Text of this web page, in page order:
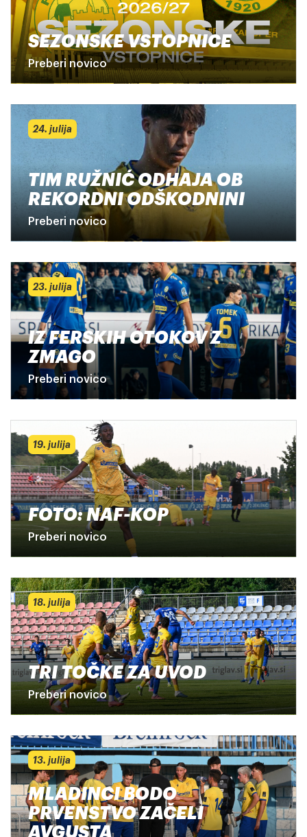
SEZONSKE VSTOPNICE
Preberi novico
24. julija
TIM RUŽNIĆ ODHAJA OB
REKORDNI ODŠKODNINI
Preberi novico
23. julija
IZ FERSKIH OTOKOV Z
ZMAGO
Preberi novico
19. julija
FOTO: NAF-KOP
Preberi novico
18. julija
TRI TOČKE ZA UVOD
Preberi novico
13. julija
MLADINCI BODO
PRVENSTVO ZAČELI
AVGUSTA